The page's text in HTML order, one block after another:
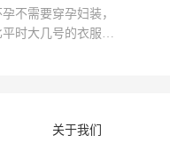
平衡车的牌子比较
平衡车的品牌排行榜
不需要穿孕妇装，
时大几号的衣服就
的喜好的穿着场合
关于我们